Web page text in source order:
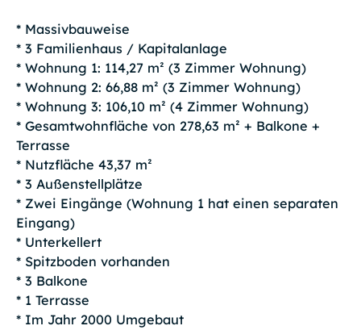
* Massivbauweise
* 3 Familienhaus / Kapitalanlage
* Wohnung 1: 114,27 m² (3 Zimmer Wohnung)
* Wohnung 2: 66,88 m² (3 Zimmer Wohnung)
* Wohnung 3: 106,10 m² (4 Zimmer Wohnung)
* Gesamtwohnfläche von 278,63 m² + Balkone +
Terrasse
* Nutzfläche 43,37 m²
* 3 Außenstellplätze
* Zwei Eingänge (Wohnung 1 hat einen separaten
Eingang)
* Unterkellert
* Spitzboden vorhanden
* 3 Balkone
* 1 Terrasse
* Im Jahr 2000 Umgebaut